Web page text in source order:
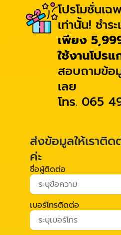
โปรโมชั่นเฉ
เท่านั้น! ชำร
เพียง
ใช้งานโปร
สอบถามข้อ
เลย
โทร. 065
ส่งข้อมูลให้เราติ
ค่ะ
ชื่อผู้ติดต่อ
เบอร์โทรติดต่อ